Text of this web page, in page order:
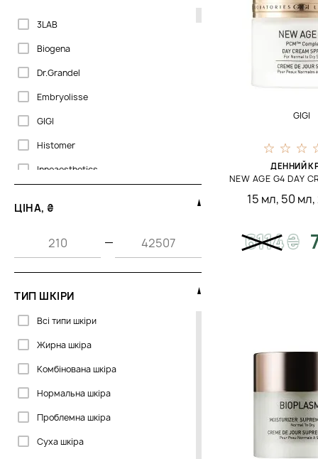
3LAB
Biogena
Dr.Grandel
Embryolisse
GIGI
Histomer
Innoaesthetics
Piel Cosmetics
ЦІНА, ₴
—
ТИП ШКІРИ
Всі типи шкіри
Жирна шкіра
Комбінована шкіра
Нормальна шкіра
Проблемна шкіра
Суха шкіра
GIGI
ДЕННИЙ
NEW AGE G4 DAY
15 мл, 50 мл,
6114₴